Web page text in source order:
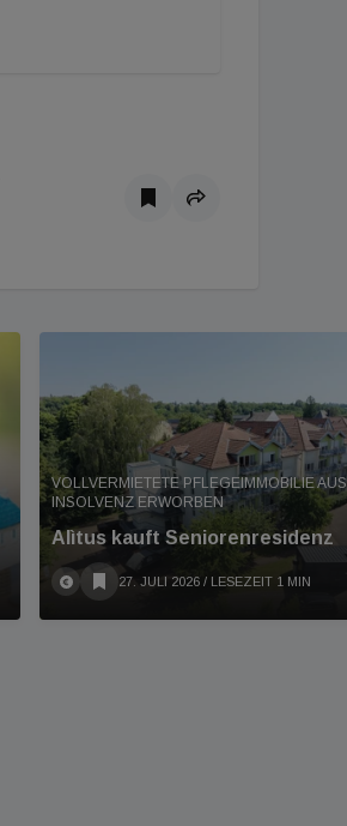
VOLLVERMIETETE PFLEGEIMMOBILIE AUS
INSOLVENZ ERWORBEN
Alìtus kauft Seniorenresidenz
27. JULI 2026 / LESEZEIT 1 MIN